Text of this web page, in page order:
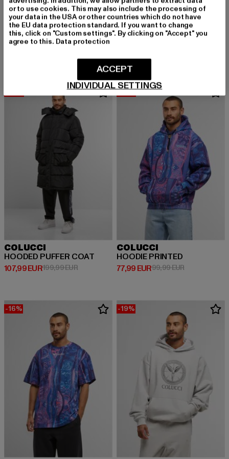
COLUCCI
MONOGRAM VELOUR POLO SHIRT
COLUCCI
COLUCCI
HOODED PUFFER COAT
107,99 EUR
Derzeitiger Preis: 107,99 EUR
199,99 EURAktionspreis: 199,99 EUR
-22%
COLUCCI
HOODIE PRINTED
77,99 EUR
Derzeitiger Preis: 77,99 EUR
99,99 EURAktionspreis:
-16% -19%
or to use cookies. This may also include the processing of
your data in the USA or other countries which do not have
the EU data protection standard. If you want to change
this, click on "Custom settings". By clicking on "Accept" you
agree to this. Data protection
INDIVIDUAL SETTINGS
ACCEPT